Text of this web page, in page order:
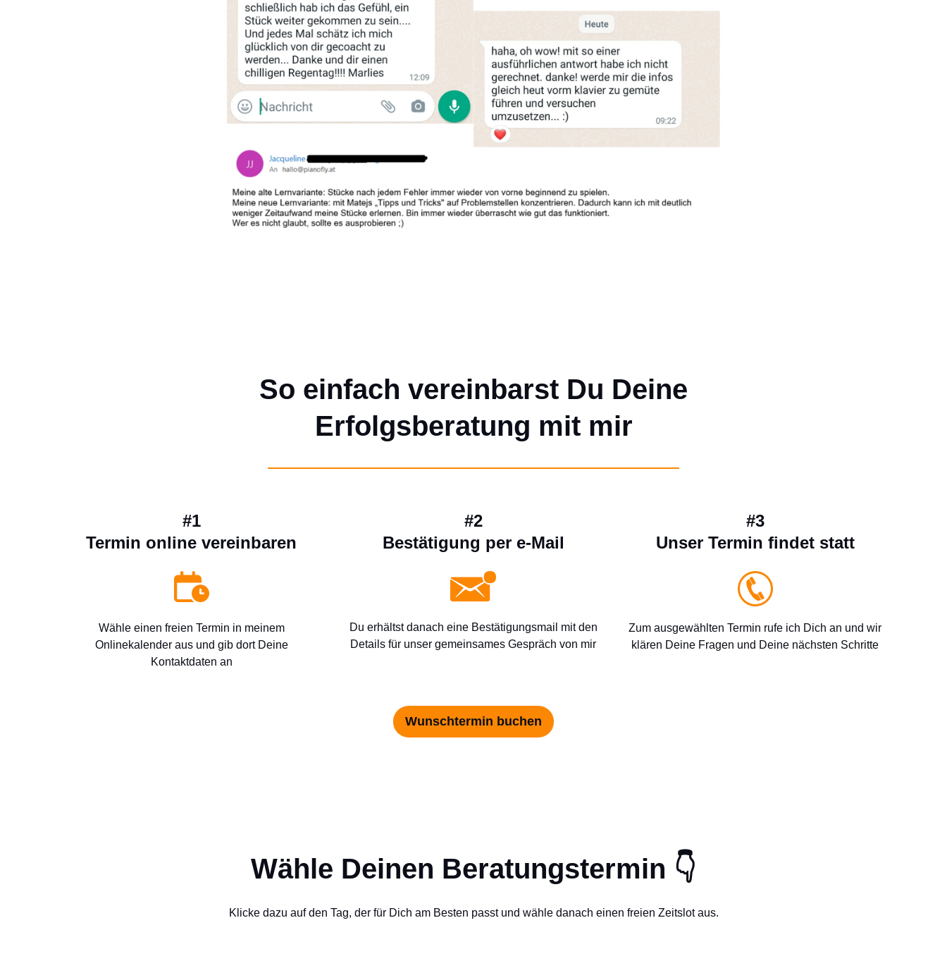
So einfach vereinbarst Du Deine
Erfolgsberatung mit mir
#1
Termin online vereinbaren
Wähle einen freien Termin in meinem
Onlinekalender aus und gib dort Deine
Kontaktdaten an
#2
Bestätigung per e-Mail
Du erhältst danach eine Bestätigungsmail mit den
Details für unser gemeinsames Gespräch von mir
#3
Unser Termin findet statt
Zum ausgewählten Termin rufe ich Dich an und wir
klären Deine Fragen und Deine nächsten Schritte
Wunschtermin buchen
Wähle Deinen Beratungstermin 👇
Klicke dazu auf den Tag, der für Dich am Besten passt und wähle danach einen freien Zeitslot aus.